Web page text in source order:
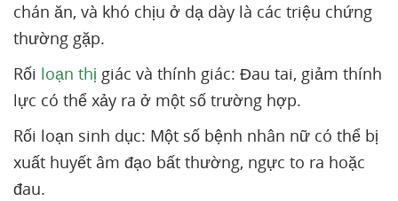
chán ăn, và khó chịu ở dạ dày là các triệu chứng
thường gặp.
Rối loạn thị giác và thính giác: Đau tai, giảm thính
lực có thể xảy ra ở một số trường hợp.
Rối loạn sinh dục: Một số bệnh nhân nữ có thể bị
xuất huyết âm đạo bất thường, ngực to ra hoặc
đau.